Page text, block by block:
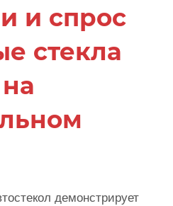
и спрос
стекла
демонстрирует